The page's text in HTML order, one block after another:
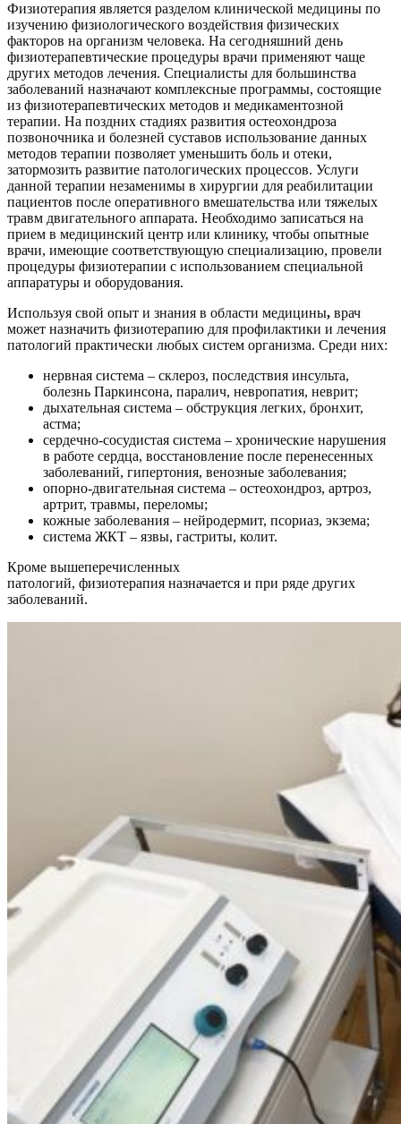
Физиотерапия является разделом клинической медицины по
изучению физиологического воздействия физических
факторов на организм человека. На сегодняшний день
физиотерапевтические процедуры врачи применяют чаще
других методов лечения. Специалисты для большинства
заболеваний назначают комплексные программы, состоящие
из физиотерапевтических методов и медикаментозной
терапии. На поздних стадиях развития остеохондроза
позвоночника и болезней суставов использование данных
методов терапии позволяет уменьшить боль и отеки,
затормозить развитие патологических процессов. Услуги
данной терапии незаменимы в хирургии для реабилитации
пациентов после оперативного вмешательства или тяжелых
травм двигательного аппарата. Необходимо записаться на
прием в медицинский центр или клинику, чтобы опытные
врачи, имеющие соответствующую специализацию, провели
процедуры физиотерапии с использованием специальной
аппаратуры и оборудования.
Используя свой опыт и знания в области медицины, врач
может назначить физиотерапию для профилактики и лечения
патологий практически любых систем организма. Среди них:
нервная система – склероз, последствия инсульта,
болезнь Паркинсона, паралич, невропатия, неврит;
дыхательная система – обструкция легких, бронхит,
астма;
сердечно-сосудистая система – хронические нарушения
в работе сердца, восстановление после перенесенных
заболеваний, гипертония, венозные заболевания;
опорно-двигательная система – остеохондроз, артроз,
артрит, травмы, переломы;
кожные заболевания – нейродермит, псориаз, экзема;
система ЖКТ – язвы, гастриты, колит.
Кроме вышеперечисленных
патологий, физиотерапия назначается и при ряде других
заболеваний.